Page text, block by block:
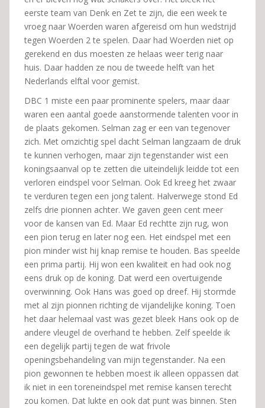
eerste team van Denk en Zet te zijn, die een week te
vroeg naar Woerden waren afgereisd om hun wedstrijd
tegen Woerden 2 te spelen. Daar had Woerden niet op
gerekend en dus moesten ze helaas weer terig naar
huis. Daar hadden ze nou de tweede helft van het
Nederlands elftal voor gemist.
DBC 1 miste een paar prominente spelers, maar daar
waren een aantal goede aanstormende talenten voor in
de plaats gekomen. Selman zag er een van tegenover
zich. Met omzichtig spel dacht Selman langzaam de druk
te kunnen verhogen, maar zijn tegenstander wist een
koningsaanval op te zetten die uiteindelijk leidde tot een
verloren eindspel voor Selman. Ook Ed kreeg het zwaar
te verduren tegen een jong talent. Halverwege stond Ed
zelfs drie pionnen achter. We gaven geen cent meer
voor de kansen van Ed. Maar Ed rechtte zijn rug, won
een pion terug en later nog een. Het eindspel met een
pion minder wist hij knap remise te houden. Bas speelde
een prima partij. Hij won een kwaliteit en had ook nog
eens druk op de koning. Dat werd een overtuigende
overwinning. Ook Hans was goed op dreef. Hij stormde
met al zijn pionnen richting de vijandelijke koning. Toen
het daar helemaal vast was gezet bleek Hans ook op de
andere vleugel de overhand te hebben. Zelf speelde ik
een degelijk partij tegen de wat frivole
openingsbehandeling van mijn tegenstander. Na een
pion gewonnen te hebben moest ik alleen oppassen dat
ik niet in een toreneindspel met remise kansen terecht
zou komen. Dat lukte en ook dat punt was binnen. Sten